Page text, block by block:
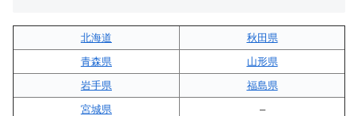
北海道
秋田県
青森県
山形県
岩手県
福島県
宮城県
–